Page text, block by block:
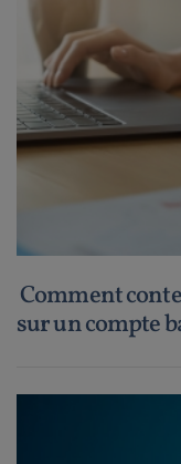
Comment
sur un compte